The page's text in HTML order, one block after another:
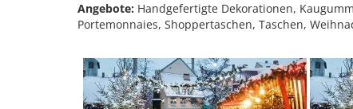
Angebote: Handgefertigte Dekorationen,
Portemonnaies, Shoppertaschen, Taschen,